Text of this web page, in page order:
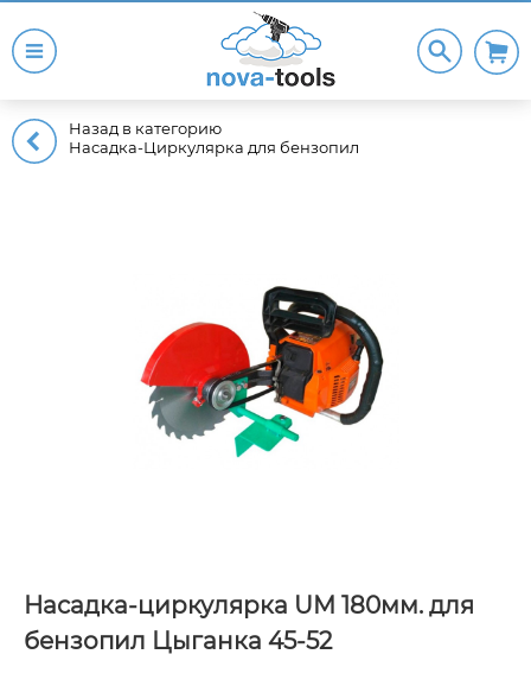
Назад в категорию
Насадка-Циркулярка для бензопил
Насадка-циркулярка UM 180мм. для
бензопил Цыганка 45-52